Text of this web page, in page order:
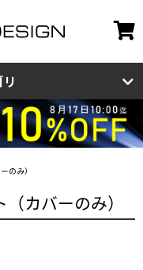
のみ）
カバーのみ）